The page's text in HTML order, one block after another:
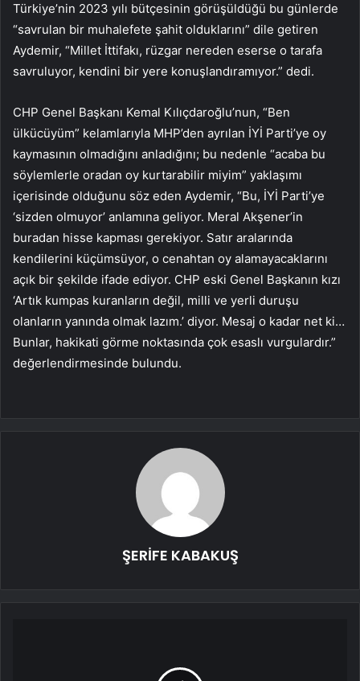
Türkiye’nin 2023 yılı bütçesinin görüşüldüğü bu günlerde
“savrulan bir muhalefete şahit olduklarını” dile getiren
Aydemir, “Millet İttifakı, rüzgar nereden eserse o tarafa
savruluyor, kendini bir yere konuşlandıramıyor.” dedi.
CHP Genel Başkanı Kemal Kılıçdaroğlu’nun, “Ben
ülkücüyüm” kelamlarıyla MHP’den ayrılan İYİ Parti’ye oy
kaymasının olmadığını anladığını; bu nedenle “acaba bu
söylemlerle oradan oy kurtarabilir miyim” yaklaşımı
içerisinde olduğunu söz eden Aydemir, “Bu, İYİ Parti’ye
‘sizden olmuyor’ anlamına geliyor. Meral Akşener’in
buradan hisse kapması gerekiyor. Satır aralarında
kendilerini küçümsüyor, o cenahtan oy alamayacaklarını
açık bir şekilde ifade ediyor. CHP eski Genel Başkanın kızı
‘Artık kumpas kuranların değil, milli ve yerli duruşu
olanların yanında olmak lazım.’ diyor. Mesaj o kadar net ki…
Bunlar, hakikati görme noktasında çok esaslı vurgulardır.”
değerlendirmesinde bulundu.
ŞERİFE KABAKUŞ